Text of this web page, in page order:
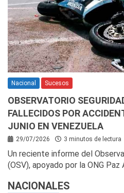
Nacional Sucesos
OBSERVATORIO
FALLECIDOS POR
JUNIO EN VENEZUELA
29/07/2026 3 minutos de lectura
Un reciente informe del
(OSV), apoyado por la ONG Paz
NACIONALES